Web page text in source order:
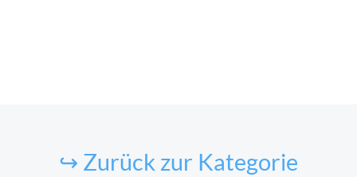
↪ Zurück zur Kategorie